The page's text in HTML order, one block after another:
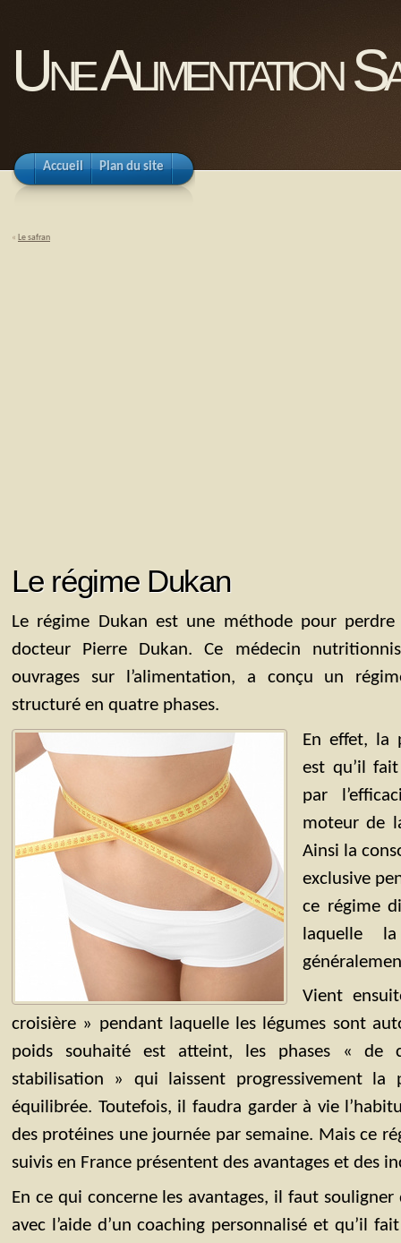
Une Alimentation
Accueil Plan du site
« Le safran
Le régime Dukan
Le régime Dukan est une méthode pour
docteur Pierre Dukan. Ce médecin
ouvrages sur l’alimentation, a conçu un
structuré en quatre phases.
En effet, la
est qu’il
par
moteur de
Ainsi la
exclusive
ce régime
laquelle
Vient
croisière » pendant laquelle les légumes sont
poids souhaité est atteint, les phases « de
stabilisation » qui laissent progressivement la
équilibrée. Toutefois, il faudra garder à vie
des protéines une journée par semaine. Mais ce
suivis en France présentent des avantages et des
En ce qui concerne les avantages, il faut
avec l’aide d’un coaching personnalisé et qu’il